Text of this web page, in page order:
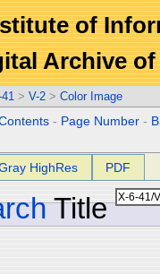
of
Archive
> V-2 > Color Image
- Page Number -
HighRes PDF
Title